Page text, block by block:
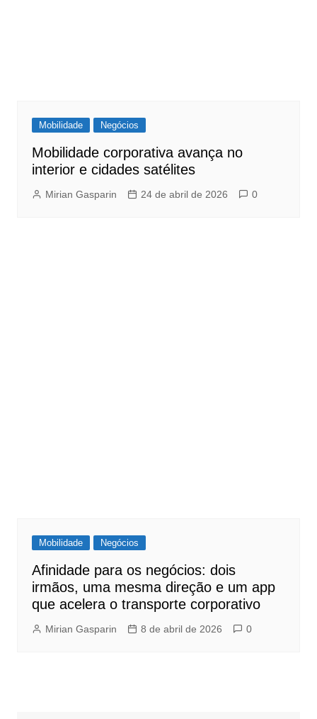
Mobilidade Negócios
Mobilidade corporativa avança no
interior e cidades satélites
Mirian Gasparin 24 de abril de 2026 0
Mobilidade Negócios
Afinidade para os negócios: dois
irmãos, uma mesma direção e um app
que acelera o transporte corporativo
Mirian Gasparin 8 de abril de 2026 0